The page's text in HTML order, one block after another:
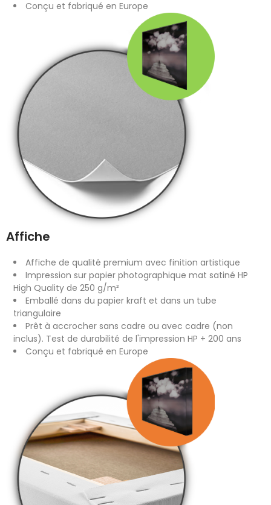
Conçu et fabriqué en Europe
Affiche
Affiche de qualité premium avec finition artistique
Impression sur papier photographique mat satiné HP
High Quality de 250 g/m²
Emballé dans du papier kraft et dans un tube
triangulaire
Prêt à accrocher sans cadre ou avec cadre (non
inclus). Test de durabilité de l'impression HP + 200 ans
Conçu et fabriqué en Europe